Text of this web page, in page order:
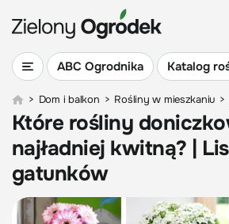
ABC Ogrodnika Katalog
> Dom i balkon > Rośliny w mieszkaniu >
Które rośliny
najładniej kwitną? |
gatunków